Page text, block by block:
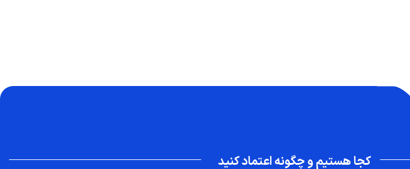
کجا هستیم و چگونه اعتماد کنید